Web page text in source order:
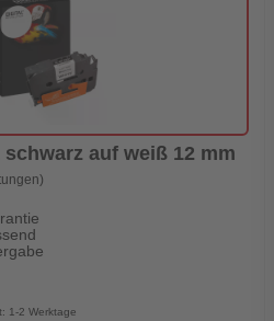
auf weiß 12 mm
1-2 Werktage